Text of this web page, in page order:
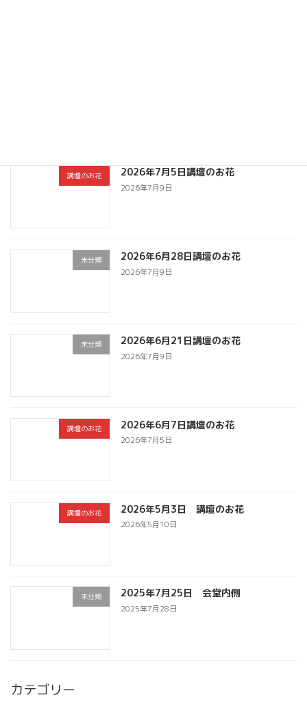
講壇のお花 2026年7月5日講壇のお花
2026年7月9日
未分類 2026年6月28日講壇のお花
2026年7月9日
未分類 2026年6月21日講壇のお花
2026年7月9日
講壇のお花 2026年6月7日講壇のお花
2026年7月5日
講壇のお花 2026年5月3日 講壇のお花
2026年5月10日
未分類 2025年7月25日 会堂内側
2025年7月28日
カテゴリー